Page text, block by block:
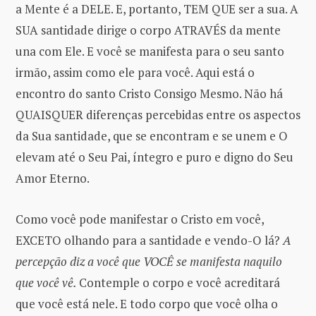
a Mente é a DELE. E, portanto, TEM QUE ser a sua. A
SUA santidade dirige o corpo ATRAVÉS da mente
una com Ele. E você se manifesta para o seu santo
irmão, assim como ele para você. Aqui está o
encontro do santo Cristo Consigo Mesmo. Não há
QUAISQUER diferenças percebidas entre os aspectos
da Sua santidade, que se encontram e se unem e O
elevam até o Seu Pai, íntegro e puro e digno do Seu
Amor Eterno.
Como você pode manifestar o Cristo em você,
EXCETO olhando para a santidade e vendo-O lá?A
percepção diz a você que VOCÊ se manifesta naquilo
que você vê. Contemple o corpo e você acreditará
que você está nele. E todo corpo que você olha o